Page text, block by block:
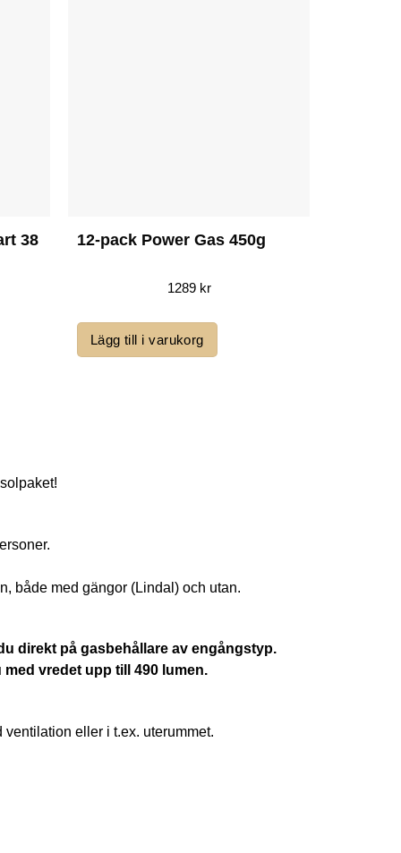
38
12-pack Power Gas 450g
1289 kr
Lägg till i varukorg
både med gängor (Lindal) och utan.
direkt på gasbehållare av engångstyp.
vredet upp till 490 lumen.
eller i t.ex. uterummet.